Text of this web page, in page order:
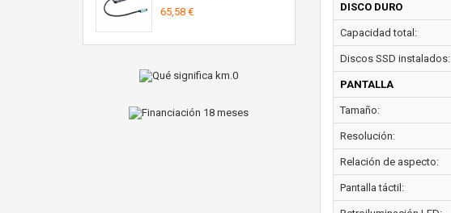
65,58 €
DISCO DURO
Capacidad total:
Discos SSD instalados:
PANTALLA
Tamaño:
Resolución:
Relación de aspecto:
Pantalla táctil: